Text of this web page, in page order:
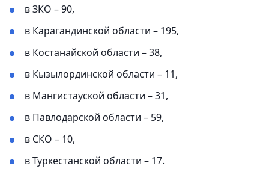
в ЗКО – 90,
в Карагандинской области – 195,
в Костанайской области – 38,
в Кызылординской области – 11,
в Мангистауской области – 31,
в Павлодарской области – 59,
в СКО – 10,
в Туркестанской области – 17.